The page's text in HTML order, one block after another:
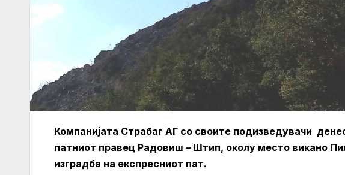
Компанијата Страбаг АГ со своите подизведувачи
патниот правец Радовиш – Штип, околу место викано
изградба на експресниот пат.